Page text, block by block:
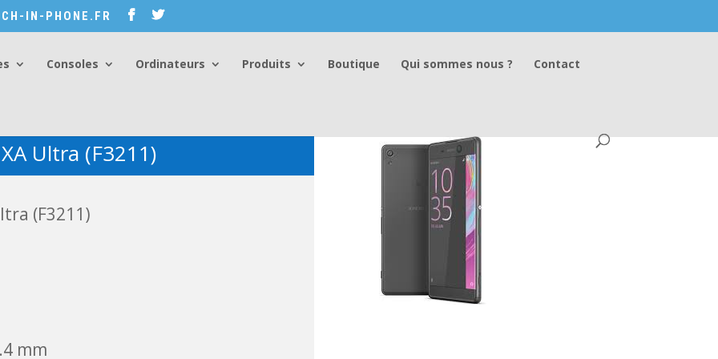
IN-PHONE.FR
Consoles Ordinateurs Produits Boutique Qui sommes nous ? Contact
Ultra (F3211)
(F3211)
mm